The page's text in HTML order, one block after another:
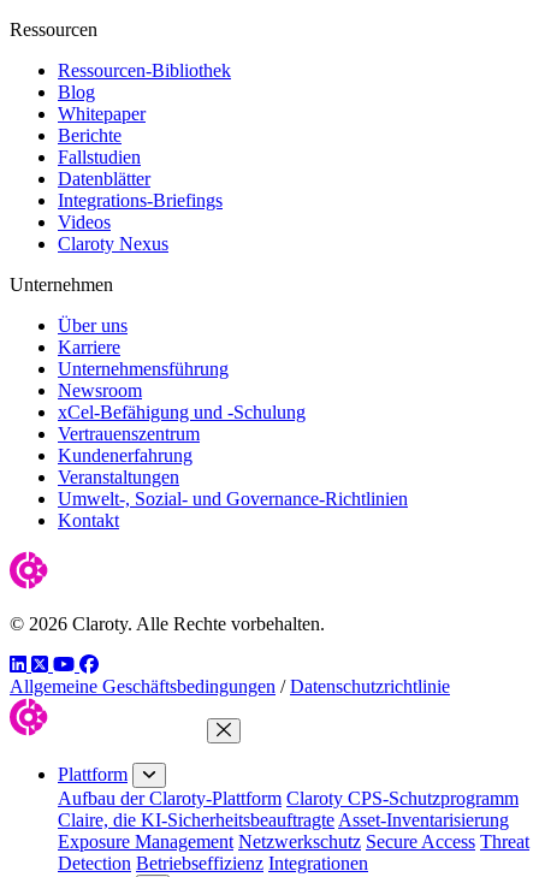
Ressourcen
Ressourcen-Bibliothek
Blog
Whitepaper
Berichte
Fallstudien
Datenblätter
Integrations-Briefings
Videos
Claroty Nexus
Unternehmen
Über uns
Karriere
Unternehmensführung
Newsroom
xCel-Befähigung und -Schulung
Vertrauenszentrum
Kundenerfahrung
Veranstaltungen
Umwelt-, Sozial- und Governance-Richtlinien
Kontakt
© 2026 Claroty. Alle Rechte vorbehalten.
LinkedIn
TwitterYouTube
Facebook
Allgemeine Geschäftsbedingungen / Datenschutzrichtlinie
Menü schließen
Plattform
Aufbau der Claroty-Plattform Claroty CPS-Schutzprogramm
Claire, die KI-Sicherheitsbeauftragte Asset-Inventarisierung
Exposure Management Netzwerkschutz Secure Access Threat
Detection Betriebseffizienz Integrationen